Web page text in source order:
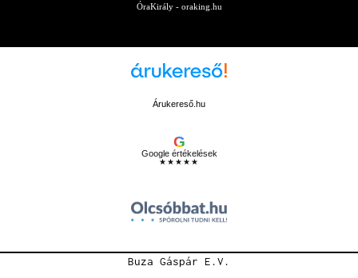
ÓraKirály - oraking.hu
Árukereső.hu
G
Google értékelések
★★★★★
Buza Gáspár E.V.